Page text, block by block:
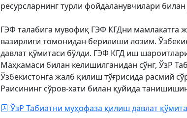
ресурсларнинг турли фойдаланувчилари
ГЭФ талабига мувофиқ ГЭФ КГДни мамлакатга
вазирлиги томонидан берилиши лозим.
давлат қўмитаси бўлди. ГЭФ КГД иш
Маҳкамаси билан келишилганидан сўнг, ЎзР
Ўзбекистонга жалб қилиш тўғрисида расмий
Раисининг сўров-хати билан қуйида
ЎзР Табиатни муҳофаза қилиш давлат